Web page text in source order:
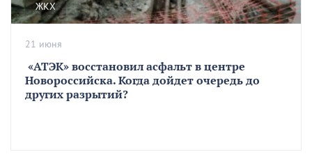
ЖКХ
«АТЭК» восстановил асфальт в центре
Новороссийска. Когда дойдет очередь до
других разрытий?
21 июня